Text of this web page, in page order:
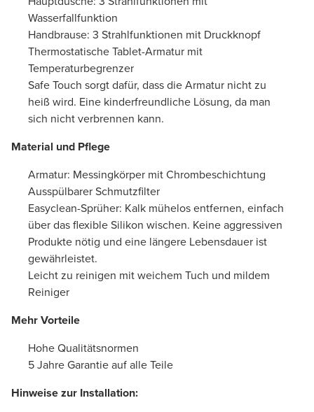
Wasserfallfunktion
Handbrause: 3 Strahlfunktionen mit Druckknopf
Thermostatische Tablet-Armatur mit
Temperaturbegrenzer
Safe Touch sorgt dafür, dass die Armatur nicht zu
heiß wird. Eine kinderfreundliche Lösung, da man
sich nicht verbrennen kann.
Material und Pflege
Armatur: Messingkörper mit Chrombeschichtung
Ausspülbarer Schmutzfilter
Easyclean-Sprüher: Kalk mühelos entfernen, einfach
über das flexible Silikon wischen. Keine aggressiven
Produkte nötig und eine längere Lebensdauer ist
gewährleistet.
Leicht zu reinigen mit weichem Tuch und mildem
Reiniger
Mehr Vorteile
Hohe Qualitätsnormen
5 Jahre Garantie auf alle Teile
Hinweise zur Installation: